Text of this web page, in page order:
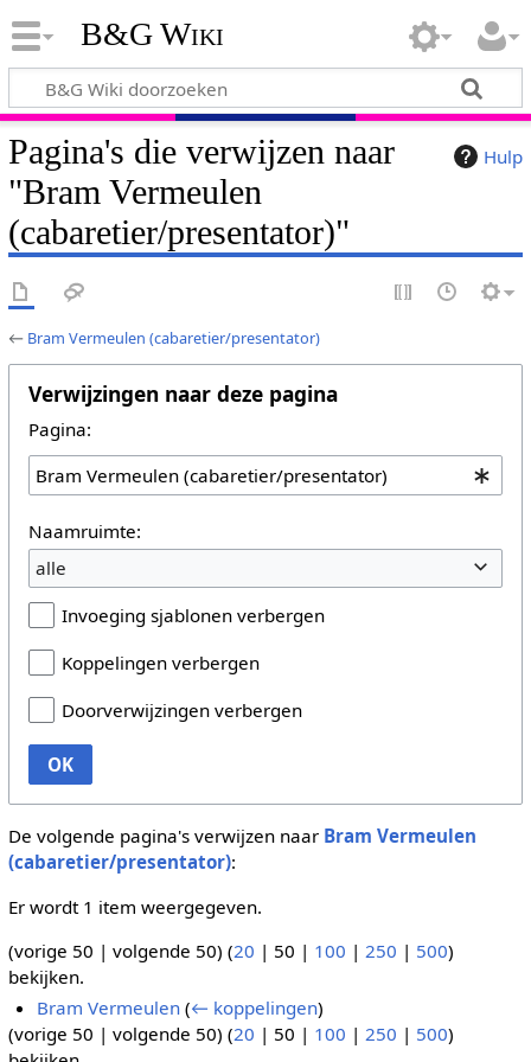
B&G Wiki
Hulp
Pagina's die verwijzen naar
"Bram Vermeulen
(cabaretier/presentator)"
← Bram Vermeulen (cabaretier/presentator)
Verwijzingen naar deze pagina
Pagina:
Naamruimte:
alle
Invoeging sjablonen verbergen
Koppelingen verbergen
Doorverwijzingen verbergen
OK
De volgende pagina's verwijzen naar Bram Vermeulen
(cabaretier/presentator):
Er wordt 1 item weergegeven.
(vorige 50 | volgende 50) (20 | 50 | 100 | 250 | 500)
bekijken.
Bram Vermeulen (← koppelingen)
(vorige 50 | volgende 50) (20 | 50 | 100 | 250 | 500)